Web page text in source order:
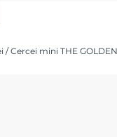
/ Cercei mini THE